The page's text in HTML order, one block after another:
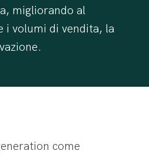
migliorando al
i volumi di vendita, la
come